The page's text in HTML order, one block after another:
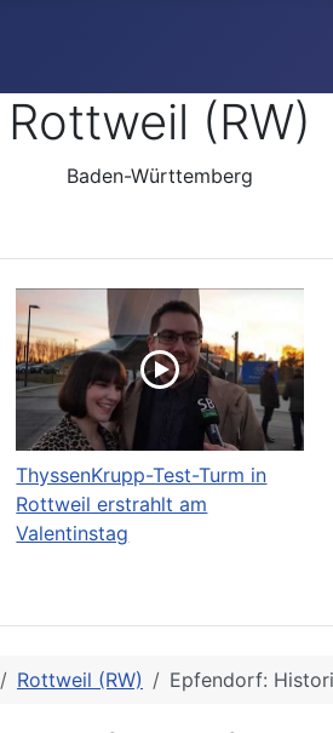
Rottweil (RW)
Baden-Württemberg
ThyssenKrupp-Test-Turm in
Rottweil erstrahlt am
Valentinstag
Rottweil (RW) Epfendorf: